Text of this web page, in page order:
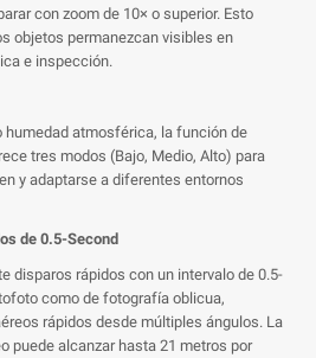
con zoom de 10× o superior. Esto
objetos permanezcan visibles en
e inspección.
humedad atmosférica, la función de
tres modos (Bajo, Medio, Alto) para
y adaptarse a diferentes entornos
de 0.5-Second
disparos rápidos con un intervalo de 0.5-
como de fotografía oblicua,
rápidos desde múltiples ángulos. La
puede alcanzar hasta 21 metros por